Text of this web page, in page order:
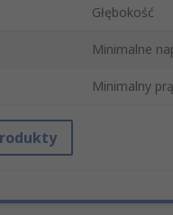
Głębokość
Minimalne
Minimalny